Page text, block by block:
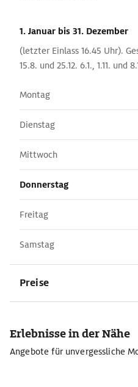
1. Januar bis 31. Dezember
(letzter Einlass 16.45 Uhr).
15.8. und 25.12. 6.1., 1.11. und
Montag
Dienstag
Mittwoch
Donnerstag
Freitag
Samstag
Preise
Erlebnisse in der Nähe
Angebote für unvergessliche